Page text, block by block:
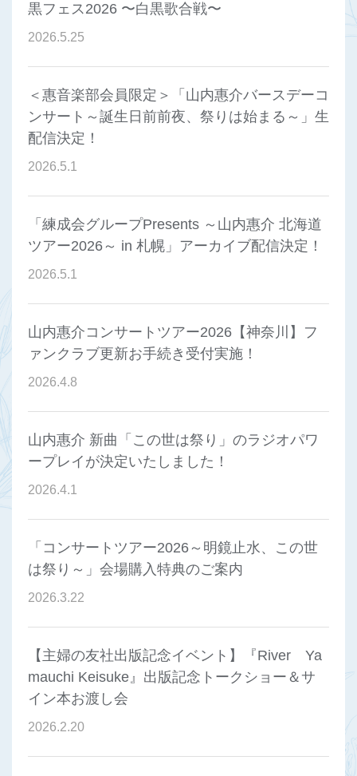
黒フェス2026 〜白黒歌合戦〜
2026.5.25
＜惠音楽部会員限定＞「山内惠介バースデーコ
ンサート～誕生日前前夜、祭りは始まる～」生
配信決定！
2026.5.1
「練成会グループPresents ～山内惠介 北海道
ツアー2026～ in 札幌」アーカイブ配信決定！
2026.5.1
山内惠介コンサートツアー2026【神奈川】フ
ァンクラブ更新お手続き受付実施！
2026.4.8
山内惠介 新曲「この世は祭り」のラジオパワ
ープレイが決定いたしました！
2026.4.1
「コンサートツアー2026～明鏡止水、この世
は祭り～」会場購入特典のご案内
2026.3.22
【主婦の友社出版記念イベント】『River Ya
mauchi Keisuke』出版記念トークショー＆サ
イン本お渡し会
2026.2.20